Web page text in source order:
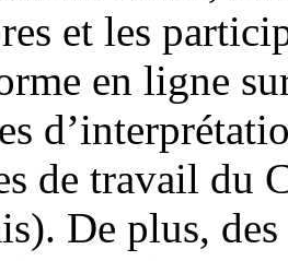
et les
en ligne
de travail du
De plus,